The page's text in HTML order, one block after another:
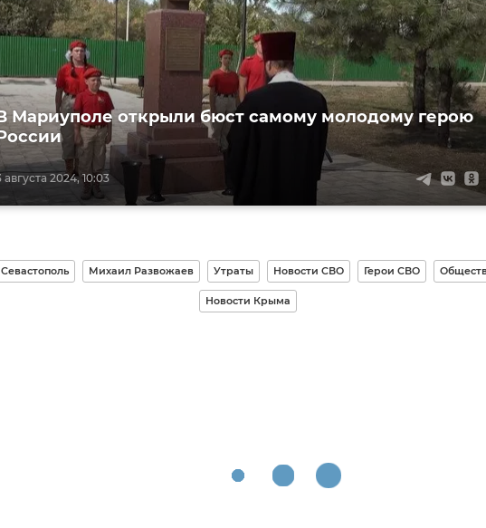
августа 2024, 10:03
Мариуполе открыли бюст самому молодому герою
Севастополь Михаил Развожаев Утраты Новости СВО Герои СВО
Новости Крыма